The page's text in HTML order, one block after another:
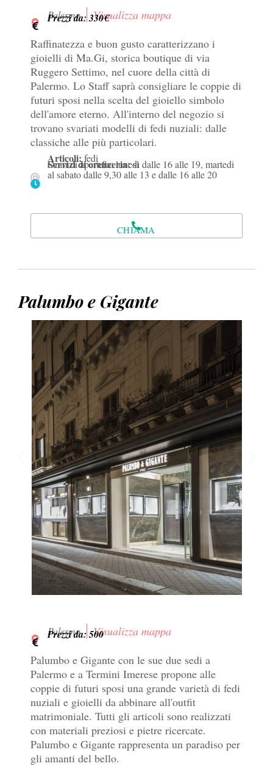
Palermo Visualizza mappa
Prezzi da: 330€
Raffinatezza e buon gusto caratterizzano i
gioielli di Ma.Gi, storica boutique di via
Ruggero Settimo, nel cuore della città di
Palermo. Lo Staff saprà consigliare le coppie di
futuri sposi nella scelta del gioiello simbolo
dell'amore eterno. All'interno del negozio si
trovano svariati modelli di fedi nuziali: dalle
classiche alle più particolari.
Articoli:fedi
Servizi di oreficeria:si
Orari di apertura: lunedì dalle 16 alle 19, martedi
al sabato dalle 9,30 alle 13 e dalle 16 alle 20
CHIAMA
Palumbo e Gigante
Palermo Visualizza mappa
Prezzi da: 500
Palumbo e Gigante con le sue due sedi a
Palermo e a Termini Imerese propone alle
coppie di futuri sposi una grande varietà di fedi
nuziali e gioielli da abbinare all'outfit
matrimoniale. Tutti gli articoli sono realizzati
con materiali preziosi e pietre ricercate.
Palumbo e Gigante rappresenta un paradiso per
gli amanti del bello.